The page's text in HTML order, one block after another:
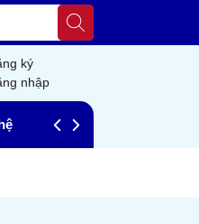
ký
nhập
Câu hỏi thường gặp